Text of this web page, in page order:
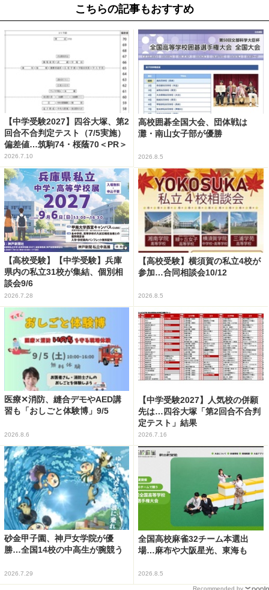
こちらの記事もおすすめ
【中学受験2027】四谷大塚、第2
回合不合判定テスト（7/5実施）
偏差値…筑駒74・桜蔭70＜PR＞
2026.7.10
高校囲碁全国大会、団体戦は
灘・南山女子部が優勝
2026.8.5
【高校受験】【中学受験】兵庫
県内の私立31校が集結、個別相
談会9/6
2026.7.28
【高校受験】横須賀の私立4校が
参加…合同相談会10/12
2026.8.5
医療✕消防、縫合デモやAED講
習も「おしごと体験博」9/5
2026.8.6
【中学受験2027】人気校の併願
先は…四谷大塚「第2回合不合判
定テスト」結果
2026.7.16
砂金甲子園、神戸女学院が優
勝…全国14校の中高生が腕競う
2026.7.29
全国高校麻雀32チーム本選出
場…麻布や大阪星光、東海も
2026.8.5